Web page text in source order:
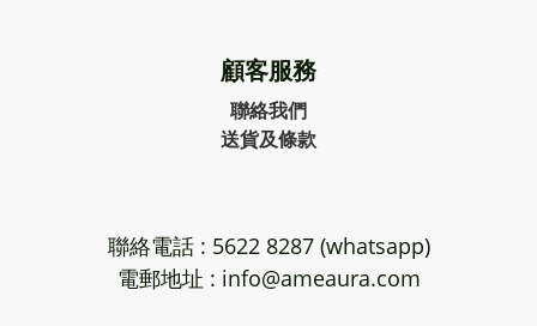
顧客服務
聯絡我們
送貨及條款
聯絡電話 : 5622 8287 (whatsapp)
電郵地址 : info@ameaura.com